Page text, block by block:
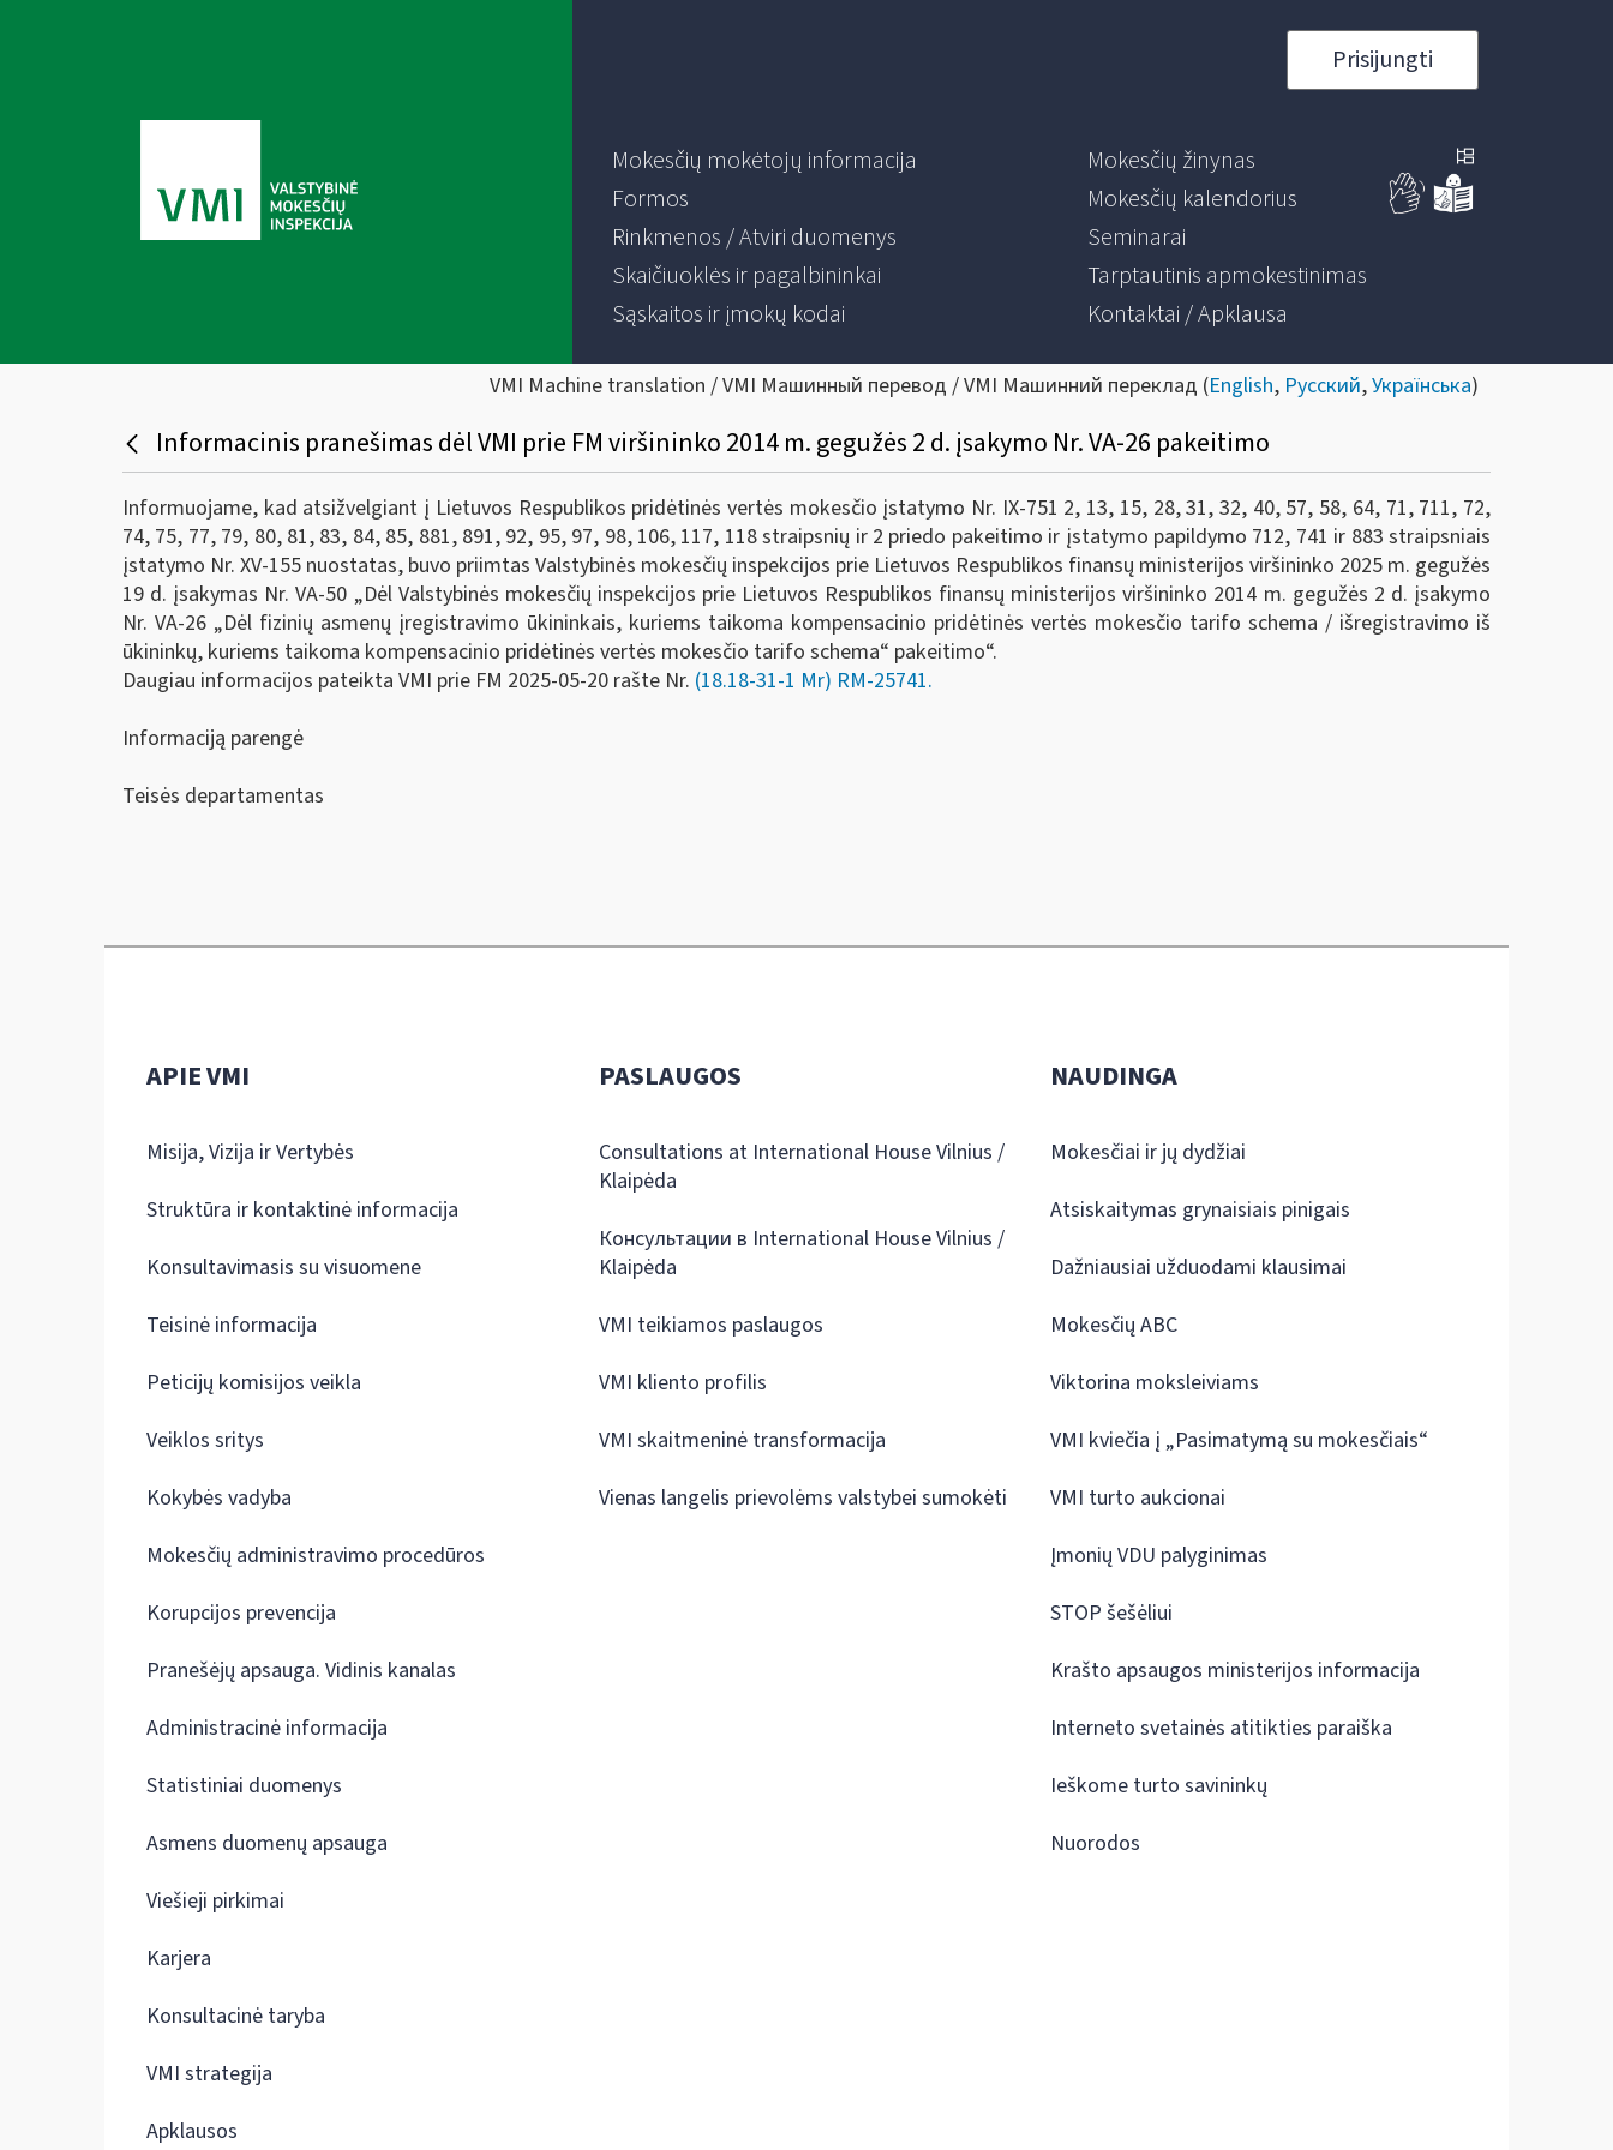
Prisijungti
Mokesčių mokėtojų informacija
Formos
Rinkmenos / Atviri duomenys
Skaičiuoklės ir pagalbininkai
Sąskaitos ir įmokų kodai
Mokesčių žinynas
Mokesčių kalendorius
Seminarai
Tarptautinis apmokestinimas
Kontaktai / Apklausa
VMI Machine translation / VMI Машинный перевод / VMI Машинний переклад (English, Русский,Українська)
Informacinis pranešimas dėl VMI prie FM viršininko 2014 m. gegužės 2 d. įsakymo Nr. VA-26 pakeitimo
Informuojame, kad atsižvelgiant į Lietuvos Respublikos pridėtinės vertės mokesčio įstatymo Nr. IX-751 2, 13, 15, 28, 31, 32, 40, 57, 58, 64, 71, 711, 72,
74, 75, 77, 79, 80, 81, 83, 84, 85, 881, 891, 92, 95, 97, 98, 106, 117, 118 straipsnių ir 2 priedo pakeitimo ir įstatymo papildymo 712, 741 ir 883 straipsniais
įstatymo Nr. XV-155 nuostatas, buvo priimtas Valstybinės mokesčių inspekcijos prie Lietuvos Respublikos finansų ministerijos viršininko 2025 m. gegužės
19 d. įsakymas Nr. VA-50 „Dėl Valstybinės mokesčių inspekcijos prie Lietuvos Respublikos finansų ministerijos viršininko 2014 m. gegužės 2 d. įsakymo
Nr. VA-26 „Dėl fizinių asmenų įregistravimo ūkininkais, kuriems taikoma kompensacinio pridėtinės vertės mokesčio tarifo schema / išregistravimo iš
ūkininkų, kuriems taikoma kompensacinio pridėtinės vertės mokesčio tarifo schema“ pakeitimo“.
Daugiau informacijos pateikta VMI prie FM 2025-05-20 rašte Nr. (18.18-31-1 Mr) RM-25741.
Informaciją parengė
Teisės departamentas
APIE VMI
Misija, Vizija ir Vertybės
Struktūra ir kontaktinė informacija
Konsultavimasis su visuomene
Teisinė informacija
Peticijų komisijos veikla
Veiklos sritys
Kokybės vadyba
Mokesčių administravimo procedūros
Korupcijos prevencija
Pranešėjų apsauga. Vidinis kanalas
Administracinė informacija
Statistiniai duomenys
Asmens duomenų apsauga
Viešieji pirkimai
Karjera
Konsultacinė taryba
VMI strategija
Apklausos
PASLAUGOS
Consultations at International House Vilnius /
Klaipėda
Консультации в International House Vilnius /
Klaipėda
VMI teikiamos paslaugos
VMI kliento profilis
VMI skaitmeninė transformacija
Vienas langelis prievolėms valstybei sumokėti
NAUDINGA
Mokesčiai ir jų dydžiai
Atsiskaitymas grynaisiais pinigais
Dažniausiai užduodami klausimai
Mokesčių ABC
Viktorina moksleiviams
VMI kviečia į „Pasimatymą su mokesčiais“
VMI turto aukcionai
Įmonių VDU palyginimas
STOP šešėliui
Krašto apsaugos ministerijos informacija
Interneto svetainės atitikties paraiška
Ieškome turto savininkų
Nuorodos